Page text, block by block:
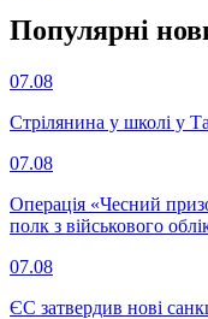
Популярнi
07.08
Стрілянина у школі у
07.08
Операція «Чесний
полк з військового
07.08
ЄС затвердив нові